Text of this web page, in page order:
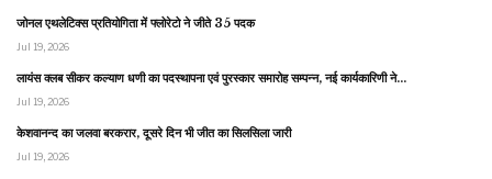
जोनल एथलेटिक्स प्रतियोगिता में फ्लोरेटो ने जीते 35 पदक
Jul 19, 2026
लायंस क्लब सीकर कल्याण धणी का पदस्थापना एवं पुरस्कार समारोह सम्पन्न, नई कार्यकारिणी ने…
Jul 19, 2026
केशवानन्द का जलवा बरकरार, दूसरे दिन भी जीत का सिलसिला जारी
Jul 19, 2026